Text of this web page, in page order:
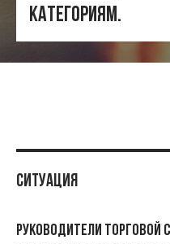
категориям.
Ситуация
Руководители торговой